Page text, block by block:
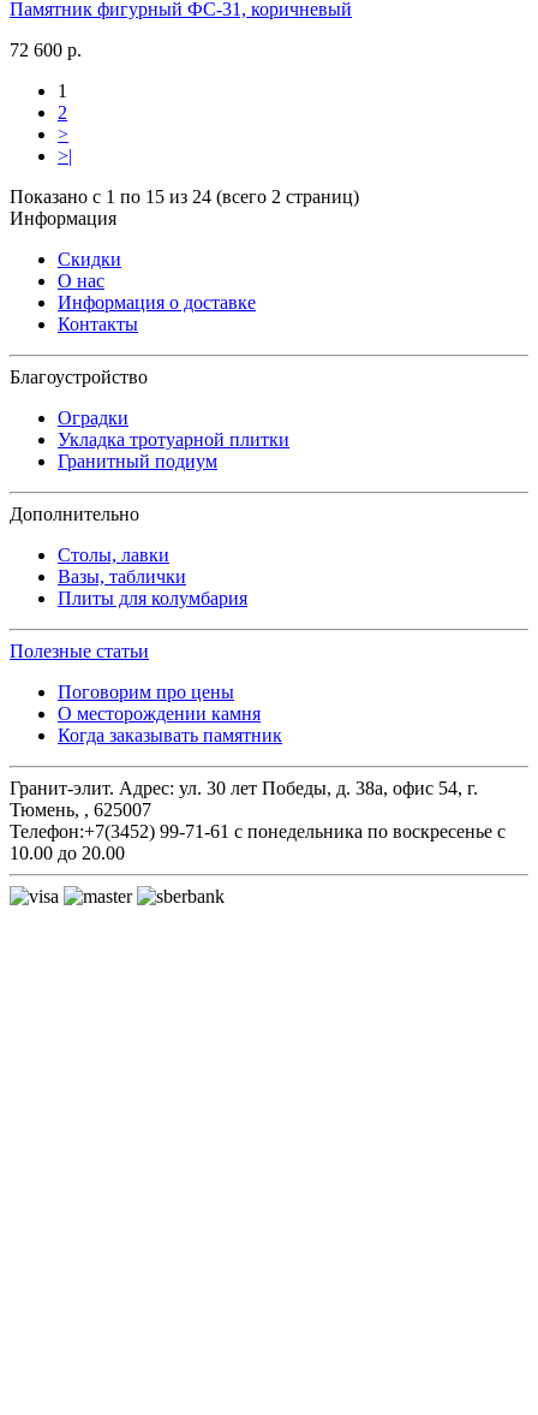
Памятник фигурный ФС-31, коричневый
72 600 р.
1
2
>
>|
Показано с 1 по 15 из 24 (всего 2 страниц)
Информация
Скидки
О нас
Информация о доставке
Контакты
Благоустройство
Оградки
Укладка тротуарной плитки
Гранитный подиум
Дополнительно
Столы, лавки
Вазы, таблички
Плиты для колумбария
Полезные статьи
Поговорим про цены
О месторождении камня
Когда заказывать памятник
Гранит-элит. Адрес: ул. 30 лет Победы, д. 38а, офис 54, г.
Тюмень, , 625007
Телефон:+7(3452) 99-71-61 с понедельника по воскресенье с
10.00 до 20.00